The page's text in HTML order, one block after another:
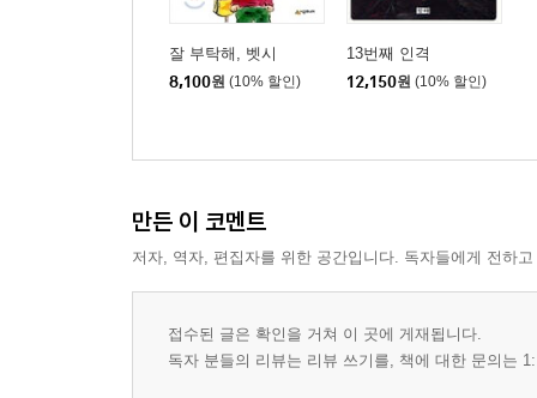
잘 부탁해, 벳시
8,100원 (10% 할인)
13번째 인격
12,150원 (10% 할인)
만든 이 코멘트
저자, 역자, 편집자를 위한 공간입니다. 독자들에게 전하
접수된 글은 확인을 거쳐 이 곳에 게재됩니다.
독자 분들의 리뷰는 리뷰 쓰기를, 책에 대한 문의는